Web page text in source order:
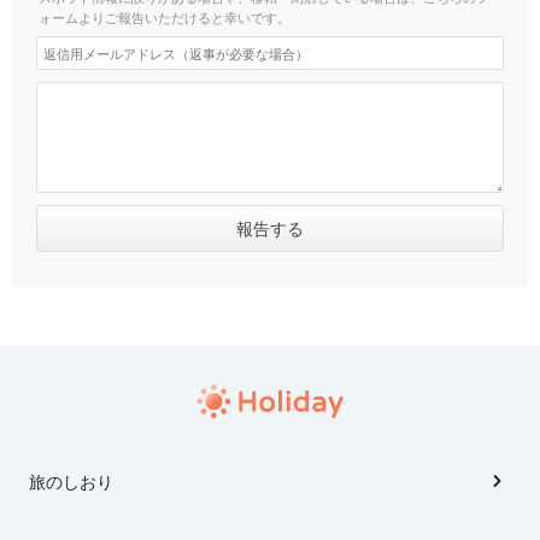
ォームよりご報告いただけると幸いです。
旅のしおり